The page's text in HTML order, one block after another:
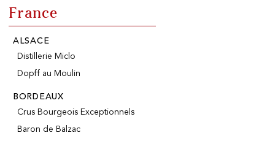
EXPLORE VINOTHEQUE.CH
France
ALSACE
Distillerie Miclo
Dopff au Moulin
BORDEAUX
Crus Bourgeois Exceptionnels
Baron de Balzac